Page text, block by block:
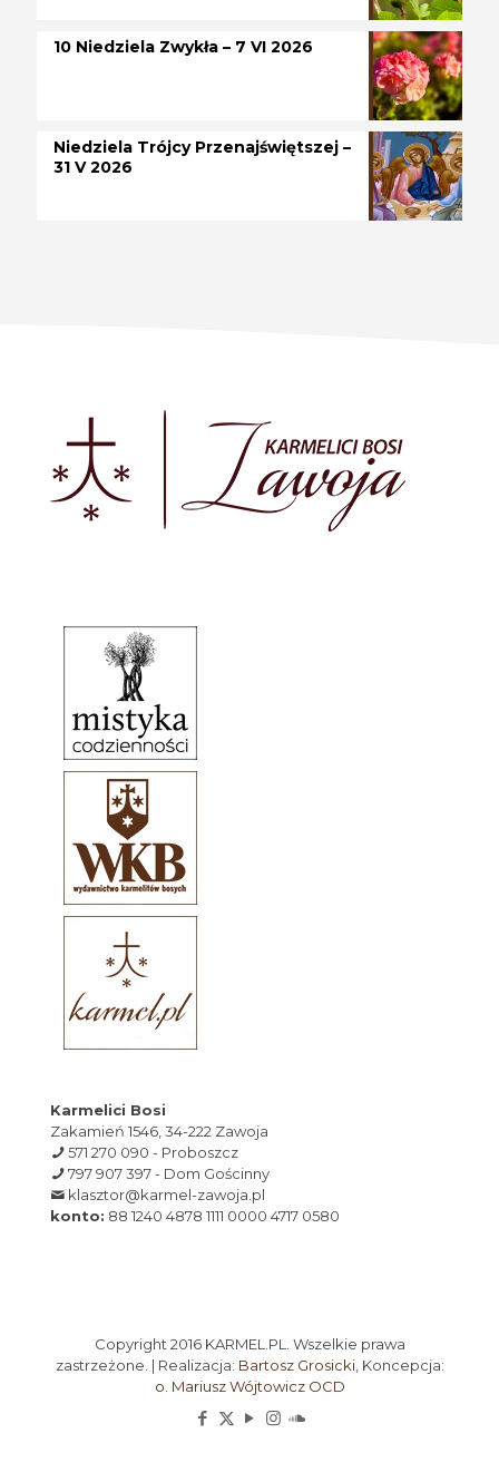
10 Niedziela Zwykła – 7 VI 2026
Niedziela Trójcy Przenajświętszej –
31 V 2026
Karmelici Bosi
Zakamień 1546, 34-222 Zawoja
571 270 090 - Proboszcz
797 907 397 - Dom Gościnny
klasztor@karmel-zawoja.pl
konto: 88 1240 4878 1111 0000 4717 0580
Copyright 2016 KARMEL.PL. Wszelkie prawa
zastrzeżone. | Realizacja: Bartosz Grosicki, Koncepcja:
o. Mariusz Wójtowicz OCD